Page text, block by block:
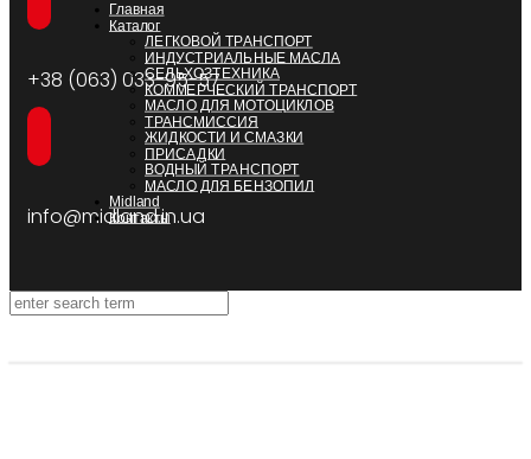
+38 (063) 033-95-57
info@midland.in.ua
Главная
Каталог
ЛЕГКОВОЙ ТРАНСПОРТ
ИНДУСТРИАЛЬНЫЕ МАСЛА
СЕЛЬХОЗТЕХНИКА
КОММЕРЧЕСКИЙ ТРАНСПОРТ
МАСЛО ДЛЯ МОТОЦИКЛОВ
ТРАНСМИССИЯ
ЖИДКОСТИ И СМАЗКИ
ПРИСАДКИ
ВОДНЫЙ ТРАНСПОРТ
МАСЛО ДЛЯ БЕНЗОПИЛ
Midland
Контакты